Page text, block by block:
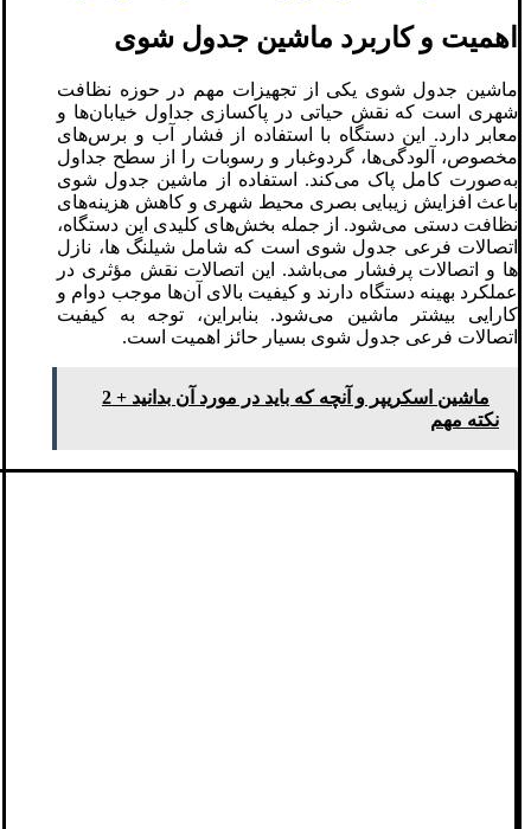
اهمیت و کاربرد ماشین جدول شوی
ماشین جدول شوی یکی از تجهیزات مهم در حوزه نظافت
شهری است که نقش حیاتی در پاکسازی جداول خیابان‌ها و
معابر دارد. این دستگاه با استفاده از فشار آب و برس‌های
مخصوص، آلودگی‌ها، گردوغبار و رسوبات را از سطح جداول
به‌صورت کامل پاک می‌کند. استفاده از ماشین جدول شوی
باعث افزایش زیبایی بصری محیط شهری و کاهش هزینه‌های
نظافت دستی می‌شود. از جمله بخش‌های کلیدی این دستگاه،
اتصالات فرعی جدول‌ شوی است که شامل شیلنگ‌ ها، نازل‌
ها و اتصالات پرفشار می‌باشد. این اتصالات نقش مؤثری در
عملکرد بهینه دستگاه دارند و کیفیت بالای آن‌ها موجب دوام و
کارایی بیشتر ماشین می‌شود. بنابراین، توجه به کیفیت
اتصالات فرعی جدول‌ شوی بسیار حائز اهمیت است.
ماشین اسکریپر و آنچه که باید در مورد آن بدانید + 2
نکته مهم